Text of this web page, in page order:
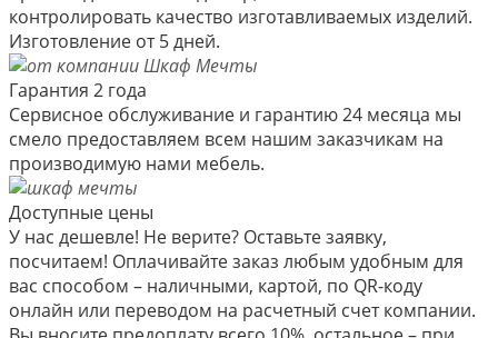
контролировать качество изготавливаемых изделий.
Изготовление от 5 дней.
Гарантия 2 года
Сервисное обслуживание и гарантию 24 месяца мы
смело предоставляем всем нашим заказчикам на
производимую нами мебель.
Доступные цены
У нас дешевле! Не верите? Оставьте заявку,
посчитаем! Оплачивайте заказ любым удобным для
вас способом – наличными, картой, по QR-коду
онлайн или переводом на расчетный счет компании.